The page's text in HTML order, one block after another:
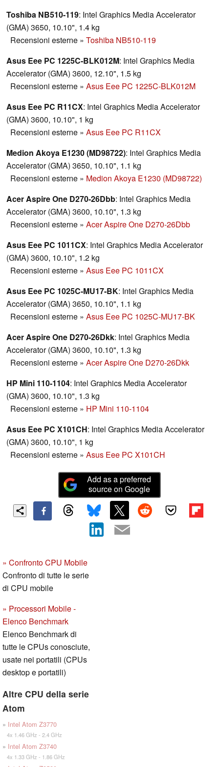
Toshiba NB510-119: Intel Graphics Media Accelerator
(GMA) 3650, 10.10", 1.4 kg
Recensioni esterne » Toshiba NB510-119
Asus Eee PC 1225C-BLK012M: Intel Graphics Media
Accelerator (GMA) 3600, 12.10", 1.5 kg
Recensioni esterne » Asus Eee PC 1225C-BLK012M
Asus Eee PC R11CX: Intel Graphics Media Accelerator
(GMA) 3600, 10.10", 1 kg
Recensioni esterne » Asus Eee PC R11CX
Medion Akoya E1230 (MD98722): Intel Graphics Media
Accelerator (GMA) 3650, 10.10", 1.1 kg
Recensioni esterne » Medion Akoya E1230 (MD98722)
Acer Aspire One D270-26Dbb: Intel Graphics Media
Accelerator (GMA) 3600, 10.10", 1.3 kg
Recensioni esterne » Acer Aspire One D270-26Dbb
Asus Eee PC 1011CX: Intel Graphics Media Accelerator
(GMA) 3600, 10.10", 1.2 kg
Recensioni esterne » Asus Eee PC 1011CX
Asus Eee PC 1025C-MU17-BK: Intel Graphics Media
Accelerator (GMA) 3650, 10.10", 1.1 kg
Recensioni esterne » Asus Eee PC 1025C-MU17-BK
Acer Aspire One D270-26Dkk: Intel Graphics Media
Accelerator (GMA) 3600, 10.10", 1.3 kg
Recensioni esterne » Acer Aspire One D270-26Dkk
HP Mini 110-1104: Intel Graphics Media Accelerator
(GMA) 3600, 10.10", 1.3 kg
Recensioni esterne » HP Mini 110-1104
Asus Eee PC X101CH: Intel Graphics Media Accelerator
(GMA) 3600, 10.10", 1 kg
Recensioni esterne » Asus Eee PC X101CH
Add as a preferred
source on Google
» Confronto CPU Mobile
Confronto di tutte le serie
di CPU mobile
» Processori Mobile -
Elenco Benchmark
Elenco Benchmark di
tutte le CPUs conosciute,
usate nei portatili (CPUs
desktop e portatili)
Altre CPU della serie
Atom
» Intel Atom Z3770
4x 1.46 GHz - 2.4 GHz
» Intel Atom Z3740
4x 1.33 GHz - 1.86 GHz